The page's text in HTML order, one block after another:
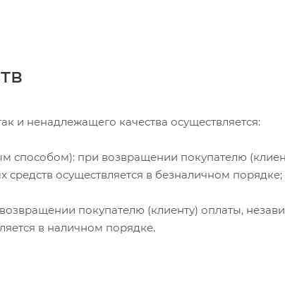
и ненадлежащего качества осуществляется:
способом): при возвращении покупателю
осуществляется в безналичном порядке;
покупателю (клиенту) оплаты,
в наличном порядке.